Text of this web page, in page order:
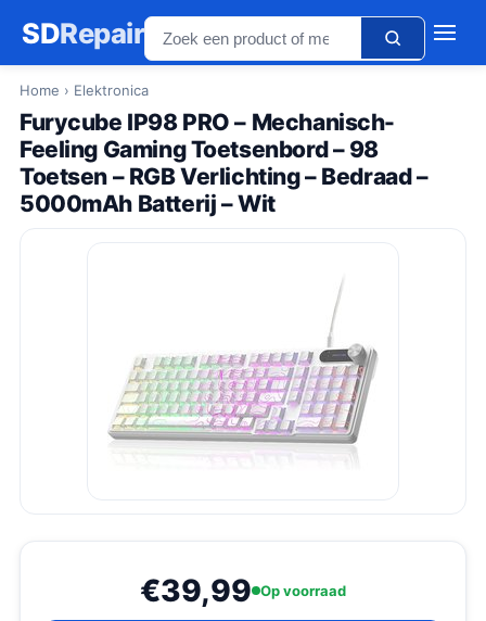
SDRepair
Home › Elektronica
Furycube IP98 PRO – Mechanisch-
Feeling Gaming Toetsenbord – 98
Toetsen – RGB Verlichting – Bedraad –
5000mAh Batterij – Wit
€39,99 Op voorraad